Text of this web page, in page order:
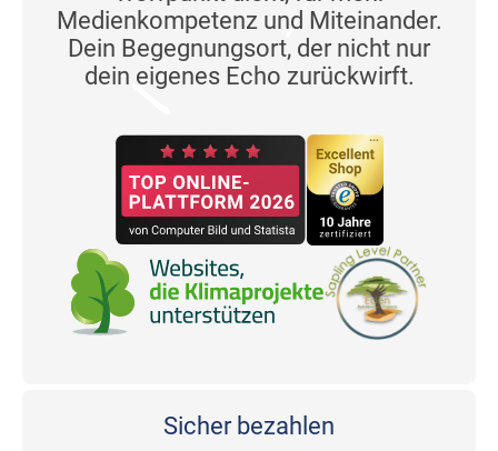
Medienkompetenz und Miteinander.
Dein Begegnungsort, der nicht nur
dein eigenes Echo zurückwirft.
Sicher bezahlen